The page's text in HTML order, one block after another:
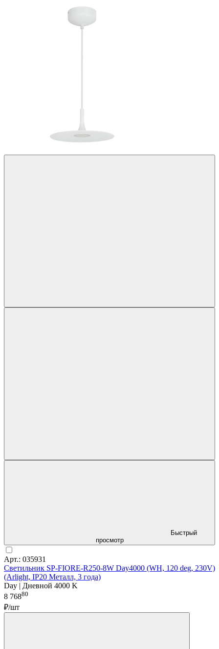
Быстрый
просмотр
Арт.: 035931
Светильник SP-FIORE-R250-8W Day4000 (WH, 120 deg, 230V)
(Arlight, IP20 Металл, 3 года)
Day | Дневной 4000 K
8 76880
₽/шт